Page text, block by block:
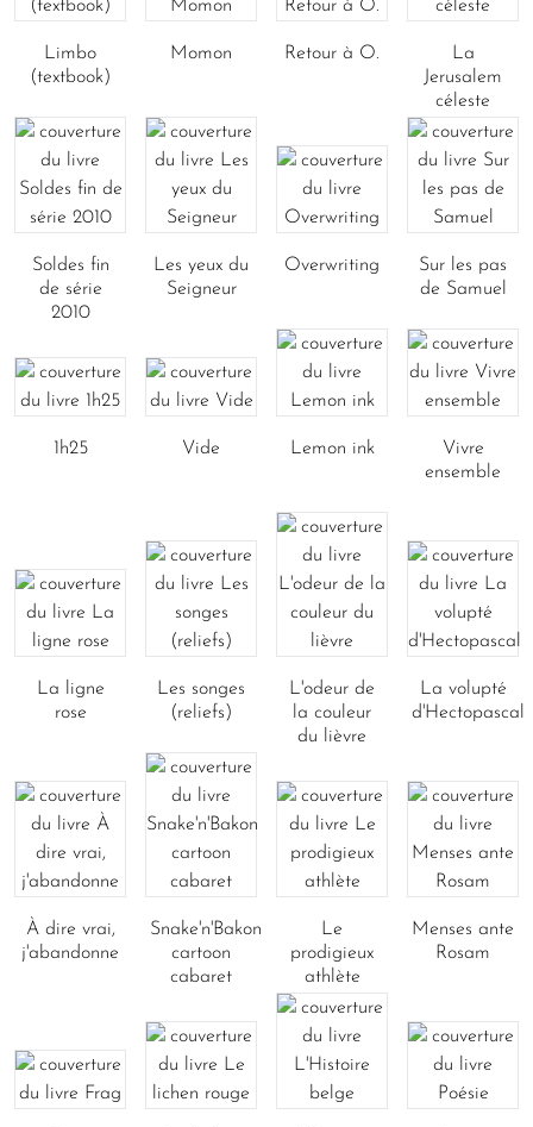
Limbo
(textbook)
Momon Retour à O.
La
Jerusalem
céleste
Soldes fin
de série
2010
Les yeux du
Seigneur
Overwriting
Sur les pas
de Samuel
1h25 Vide Lemon ink
Vivre
ensemble
La ligne
rose
Les songes
(reliefs)
L'odeur de
la couleur
du lièvre
La volupté
d'Hectopascal
À dire vrai,
j'abandonne
Snake'n'Bakon
cartoon
cabaret
Le
prodigieux
athlète
Menses ante
Rosam